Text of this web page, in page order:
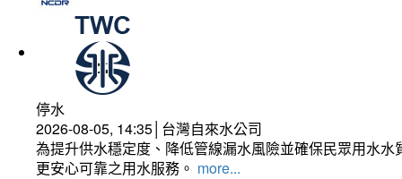
停水
2026-08-05, 14:35│台灣自來水公司
為提升供水穩定度、降低管線漏水風險並確保民眾用水
更安心可靠之用水服務。 more...